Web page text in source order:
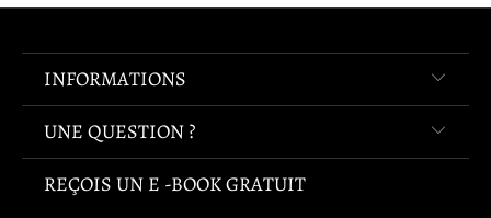
INFORMATIONS
UNE QUESTION ?
REÇOIS UN E -BOOK GRATUIT